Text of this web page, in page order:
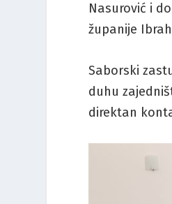
Nasurović i
županije
Saborski
duhu
direktan